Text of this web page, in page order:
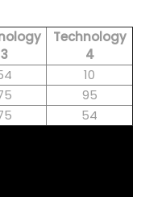
3
Technology
4
10
95
54